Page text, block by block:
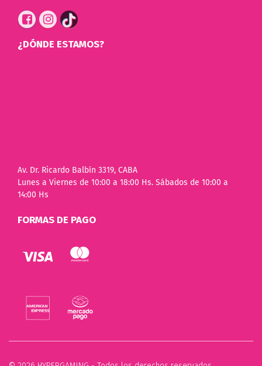
¿DÓNDE ESTAMOS?
Av. Dr. Ricardo Balbín 3319, CABA
Lunes a Viernes de 10:00 a 18:00 Hs. Sábados de 10:00 a
14:00 Hs
FORMAS DE PAGO